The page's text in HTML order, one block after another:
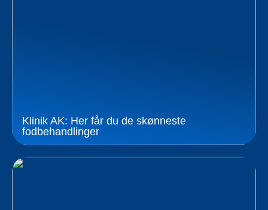
Klinik AK: Her får du de skønneste
fodbehandlinger